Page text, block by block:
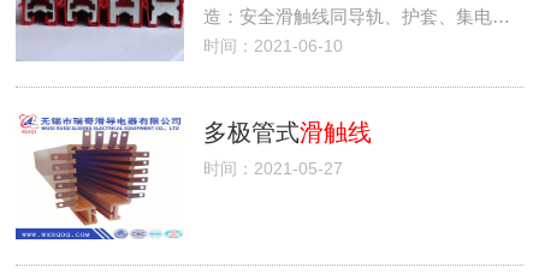
造：安全滑触线同导轨、护套、集电…
时间：2021-06-10
多极管式滑触线
时间：2021-05-27